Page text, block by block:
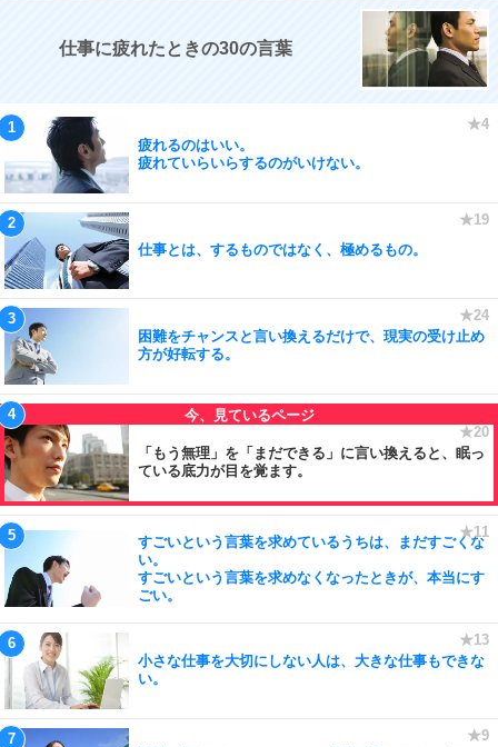
仕事に疲れたときの30の言葉
疲れるのはいい。
疲れていらいらするのがいけない。
仕事とは、するものではなく、極めるもの。
困難をチャンスと言い換えるだけで、現実の受け止め
方が好転する。
「もう無理」を「まだできる」に言い換えると、眠っ
ている底力が目を覚ます。
すごいという言葉を求めているうちは、まだすごくな
い。
すごいという言葉を求めなくなったときが、本当にす
ごい。
小さな仕事を大切にしない人は、大きな仕事もできな
い。